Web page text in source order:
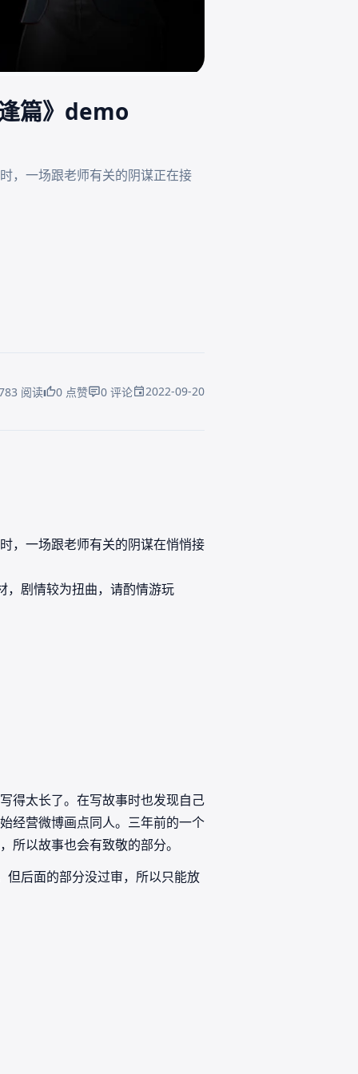
篇》demo
，一场跟老师有关的阴谋正在接
阅读 0 点赞 0 评论 2022-09-20
，一场跟老师有关的阴谋在悄悄接
，剧情较为扭曲，请酌情游玩
得太长了。在写故事时也发现自己
经营微博画点同人。三年前的一个
以故事也会有致敬的部分。
但后面的部分没过审，所以只能放